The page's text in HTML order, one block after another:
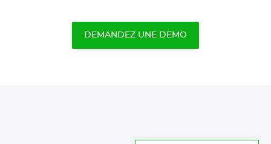
DEMANDEZ UNE DEMO